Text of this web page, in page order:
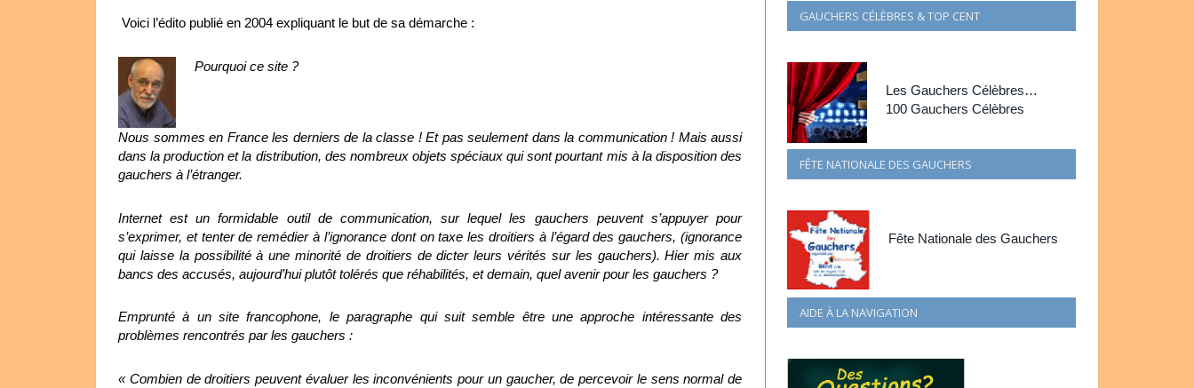
Voici l’édito publié en 2004 expliquant le but de sa démarche :
Pourquoi ce site ?
Nous sommes en France les derniers de la classe ! Et pas seulement dans la communication ! Mais aussi
dans la production et la distribution, des nombreux objets spéciaux qui sont pourtant mis à la disposition des
gauchers à l’étranger.
Internet est un formidable outil de communication, sur lequel les gauchers peuvent s’appuyer pour
s’exprimer, et tenter de remédier à l’ignorance dont on taxe les droitiers à l’égard des gauchers, (ignorance
qui laisse la possibilité à une minorité de droitiers de dicter leurs vérités sur les gauchers). Hier mis aux
bancs des accusés, aujourd’hui plutôt tolérés que réhabilités, et demain, quel avenir pour les gauchers ?
Emprunté à un site francophone, le paragraphe qui suit semble être une approche intéressante des
problèmes rencontrés par les gauchers :
« Combien de droitiers peuvent évaluer les inconvénients pour un gaucher, de percevoir le sens normal de
GAUCHERS CÉLÈBRES & TOP CENT
Les Gauchers Célèbres…
100 Gauchers Célèbres
FÊTE NATIONALE DES GAUCHERS
Fête Nationale des Gauchers
AIDE À LA NAVIGATION